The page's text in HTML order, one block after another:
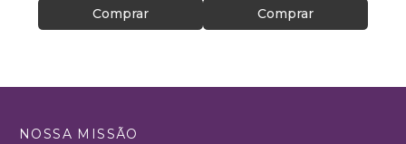
Comprar Comprar
NOSSA MISSÃO